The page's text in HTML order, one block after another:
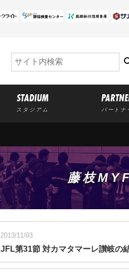
STADIUM
スタジアム パートナ
藤枝
2013/11/03
JFL第31節 対カマタマーレ讃岐の